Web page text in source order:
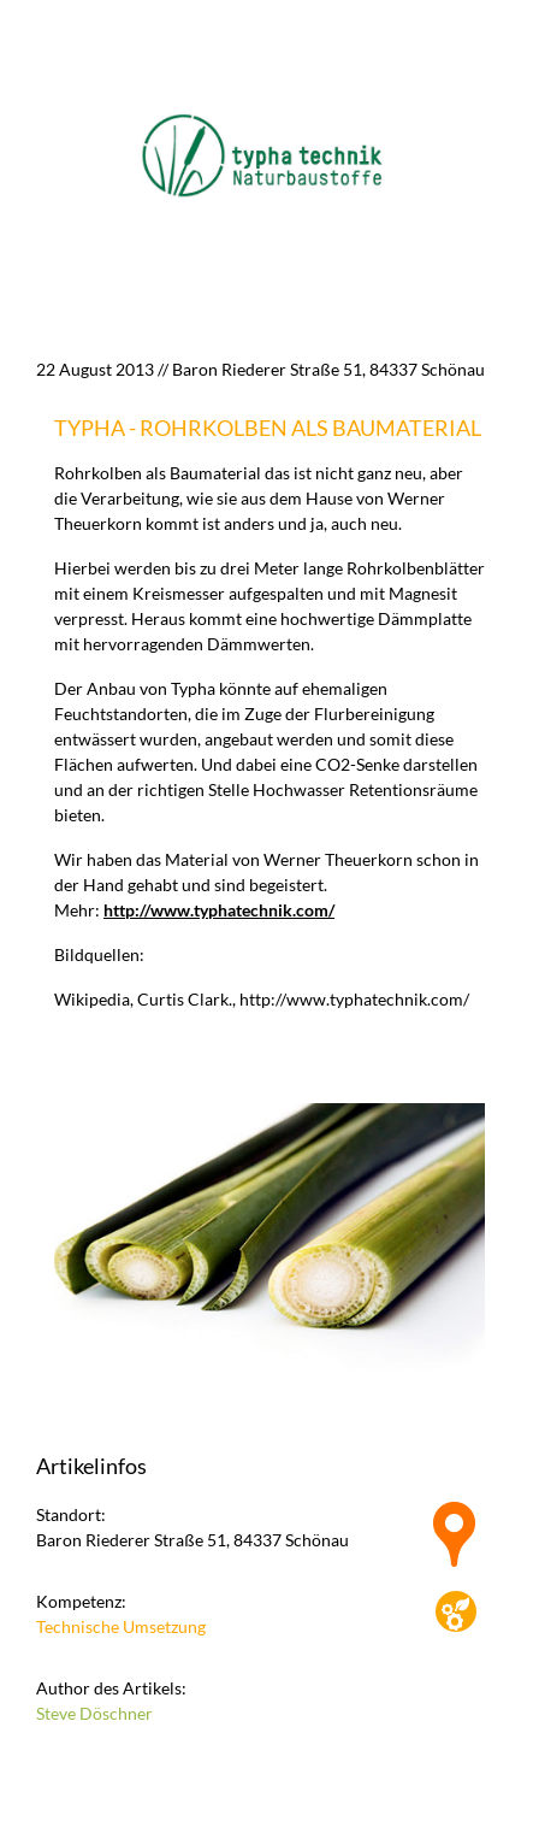
22 August 2013// Baron Riederer Straße 51, 84337 Schönau
TYPHA - ROHRKOLBEN ALS BAUMATERIAL
Rohrkolben als Baumaterial das ist nicht ganz neu, aber
die Verarbeitung, wie sie aus dem Hause von Werner
Theuerkorn kommt ist anders und ja, auch neu.
Hierbei werden bis zu drei Meter lange Rohrkolbenblätter
mit einem Kreismesser aufgespalten und mit Magnesit
verpresst. Heraus kommt eine hochwertige Dämmplatte
mit hervorragenden Dämmwerten.
Der Anbau von Typha könnte auf ehemaligen
Feuchtstandorten, die im Zuge der Flurbereinigung
entwässert wurden, angebaut werden und somit diese
Flächen aufwerten. Und dabei eine CO2-Senke darstellen
und an der richtigen Stelle Hochwasser Retentionsräume
bieten.
Wir haben das Material von Werner Theuerkorn schon in
der Hand gehabt und sind begeistert.
Mehr: http://www.typhatechnik.com/
Bildquellen:
Wikipedia, Curtis Clark., http://www.typhatechnik.com/
Artikelinfos
Standort:
Baron Riederer Straße 51, 84337 Schönau
Kompetenz:
Technische Umsetzung
Author des Artikels:
Steve Döschner